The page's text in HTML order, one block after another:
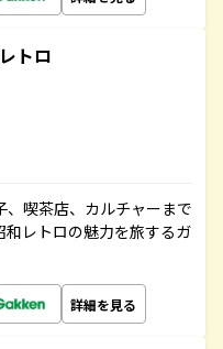
トロ
喫茶店、カルチャーまで
レトロの魅力を旅するガ
詳細を見る